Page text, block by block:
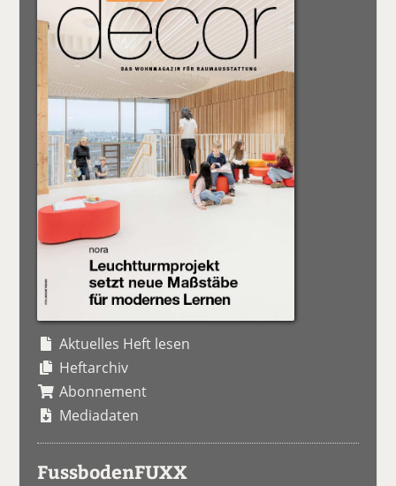
Aktuelles Heft lesen
Heftarchiv
Abonnement
Mediadaten
FussbodenFUXX